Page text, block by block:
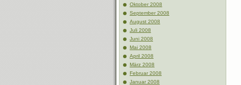
Oktober 2008
September 2008
August 2008
Juli 2008
Juni 2008
Mai 2008
April 2008
März 2008
Februar 2008
Januar 2008